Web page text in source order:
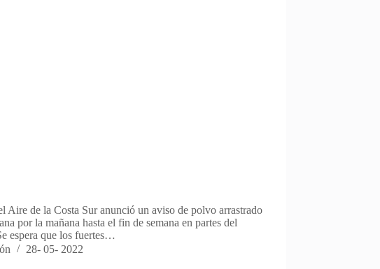
Aire de la Costa Sur anunció un aviso de polvo arrastrado
por la mañana hasta el fin de semana en partes del
espera que los fuertes…
28- 05- 2022